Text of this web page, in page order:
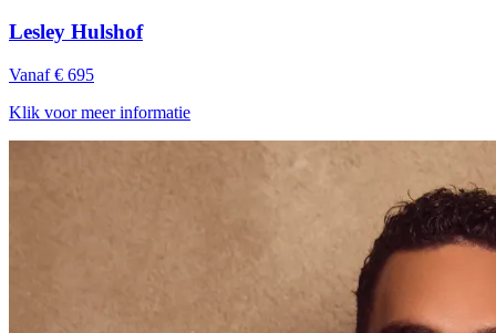
Lesley Hulshof
Vanaf € 695
Klik voor meer informatie